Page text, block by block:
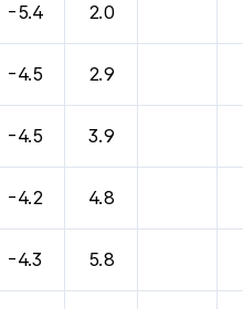
-5.4 2.0
-4.5 2.9
-4.5 3.9
-4.2 4.8
-4.3 5.8